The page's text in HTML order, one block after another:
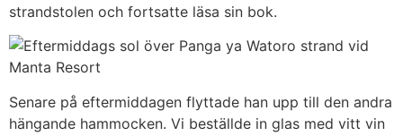
strandstolen och fortsatte läsa sin bok.
Senare på eftermiddagen flyttade han upp till den andra
hängande hammocken. Vi beställde in glas med vitt vin